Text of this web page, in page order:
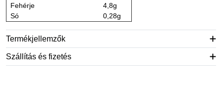
Fehérje
4,8g
Só
0,28g
Termékjellemzők
Szállítás és fizetés